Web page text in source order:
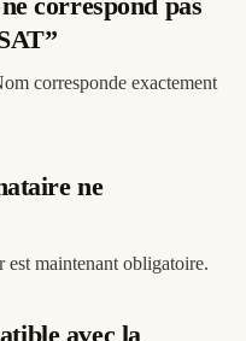
correspond pas
corresponde exactement
ne
maintenant obligatoire.
avec la